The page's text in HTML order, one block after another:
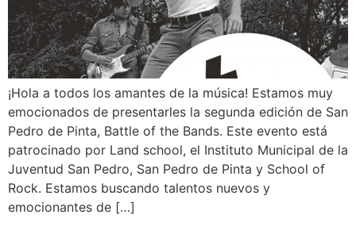
¡Hola a todos los amantes de la música! Estamos muy
emocionados de presentarles la segunda edición de San
Pedro de Pinta, Battle of the Bands. Este evento está
patrocinado por Land school, el Instituto Municipal de la
Juventud San Pedro, San Pedro de Pinta y School of
Rock. Estamos buscando talentos nuevos y
emocionantes de […]